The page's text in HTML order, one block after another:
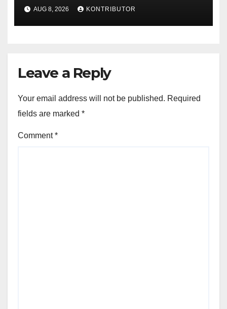
Pemerintah Tidak Main-main
AUG 8, 2026 KONTRIBUTOR
Leave a Reply
Your email address will not be published. Required
fields are marked *
Comment*